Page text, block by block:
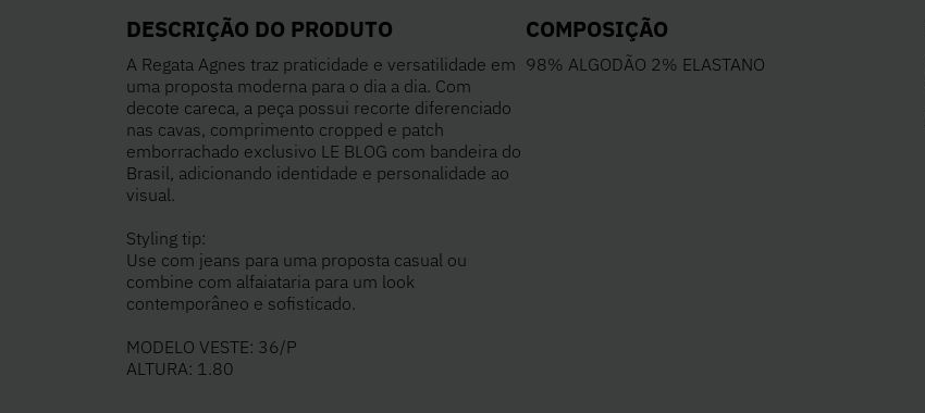
DESCRIÇÃO DO PRODUTO
A Regata Agnes traz praticidade e versatilidade em
uma proposta moderna para o dia a dia. Com
decote careca, a peça possui recorte diferenciado
nas cavas, comprimento cropped e patch
emborrachado exclusivo LE BLOG com bandeira do
Brasil, adicionando identidade e personalidade ao
visual.
Styling tip:
Use com jeans para uma proposta casual ou
combine com alfaiataria para um look
contemporâneo e sofisticado.
MODELO VESTE: 36/P
ALTURA: 1.80
COMPOSIÇÃO
98% ALGODÃO 2% ELASTANO